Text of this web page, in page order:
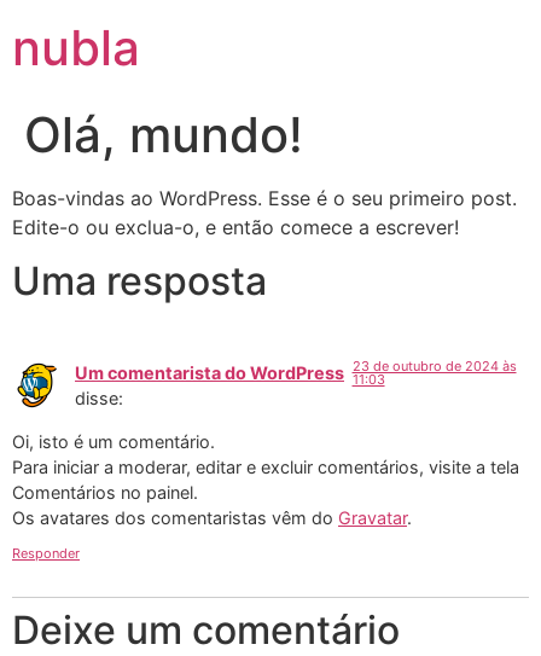
nubla
Olá, mundo!
Boas-vindas ao WordPress. Esse é o seu primeiro post.
Edite-o ou exclua-o, e então comece a escrever!
Uma resposta
Um comentarista do WordPress
disse:
23 de outubro de 2024 às
11:03
Oi, isto é um comentário.
Para iniciar a moderar, editar e excluir comentários, visite a tela
Comentários no painel.
Os avatares dos comentaristas vêm do Gravatar.
Responder
Deixe um comentário